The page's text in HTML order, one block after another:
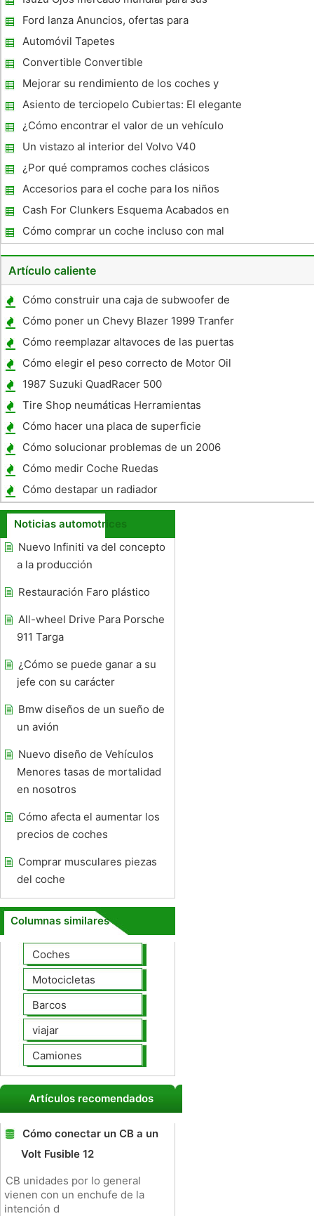
tamaños , así como variedades . Se ofrecen diversos tipos de
fondos ,
Trucks
Ford lanza Anuncios, ofertas para
impresionar a los compradores de
automóviles
Automóvil Tapetes
Convertible Convertible
Mejorar su rendimiento de los coches y
rendimiento de la gasolina.
Asiento de terciopelo Cubiertas: El elegante
y eficaz Accesorios para automóviles
¿Cómo encontrar el valor de un vehículo
usado
Un vistazo al interior del Volvo V40
¿Por qué compramos coches clásicos
Accesorios para el coche para los niños
Cash For Clunkers Esquema Acabados en
los estados Unidos
Cómo comprar un coche incluso con mal
crédito
Artículo caliente
Cómo construir una caja de subwoofer de
Niza
Cómo poner un Chevy Blazer 1999 Tranfer
Caso en punto muerto
Cómo reemplazar altavoces de las puertas
en un Hyundai Sonata
Cómo elegir el peso correcto de Motor Oil
1987 Suzuki QuadRacer 500
Especificaciones
Tire Shop neumáticas Herramientas
Cómo hacer una placa de superficie
Cómo solucionar problemas de un 2006
Chevrolet Trailblazer
Cómo medir Coche Ruedas
Cómo destapar un radiador
Noticias automotrices
Nuevo Infiniti va del concepto
a la producción
Restauración Faro plástico
All-wheel Drive Para Porsche
911 Targa
¿Cómo se puede ganar a su
jefe con su carácter
Bmw diseños de un sueño de
un avión
Nuevo diseño de Vehículos
Menores tasas de mortalidad
en nosotros
Cómo afecta el aumentar los
precios de coches
Comprar musculares piezas
del coche
Columnas similares
Coches
Motocicletas
Barcos
viajar
Camiones
Artículos recomendados
Cómo conectar un CB a un
Volt Fusible 12
CB unidades por lo general
vienen con un enchufe de la
intención d